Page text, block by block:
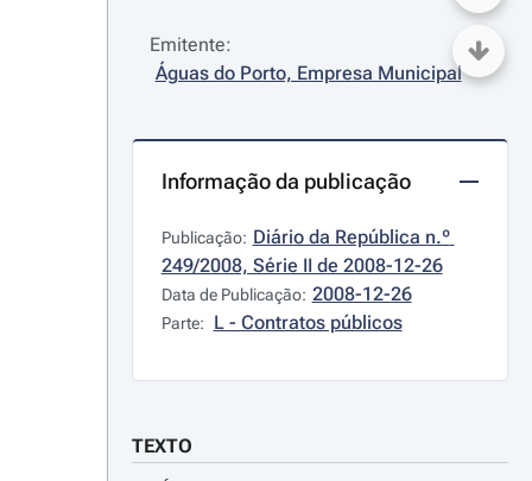
Emitente:
Águas do Porto, Empresa Municipal
Informação da publicação
Publicação: Diário da República n.º
249/2008, Série II de 2008-12-26
Data de Publicação: 2008-12-26
Parte: L - Contratos públicos
TEXTO